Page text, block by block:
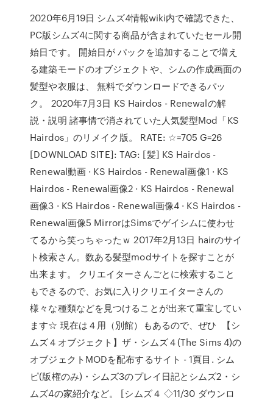
2020年6月19日 シムズ4情報wiki内で確認できた、
PC版シムズ4に関する商品が含まれていたセール開
始日です。 開始日が パックを追加することで増え
る建築モードのオブジェクトや、シムの作成画面の
髪型や衣服は、 無料でダウンロードできるパッ
ク。 2020年7月3日 KS Hairdos - Renewalの解
説・説明 諸事情で消されていた人気髪型Mod「KS
Hairdos」のリメイク版。 RATE: ☆=705 G=26
[DOWNLOAD SITE]: TAG: [髪] KS Hairdos -
Renewal動画 · KS Hairdos - Renewal画像1 · KS
Hairdos - Renewal画像2 · KS Hairdos - Renewal
画像3 · KS Hairdos - Renewal画像4 · KS Hairdos -
Renewal画像5 MirrorはSimsでゲイシムに使わせ
てるから笑っちゃったｗ 2017年2月13日 hairのサイ
ト検索さん。数ある髪型modサイトを探すことが
出来ます。 クリエイターさんごとに検索すること
もできるので、お気に入りクリエイターさんの
様々な種類などを見つけることが出来て重宝してい
ます☆ 現在は４用（別館）もあるので、ぜひ 【シ
ムズ４オブジェクト】ザ・シムズ４(The Sims 4)の
オブジェクトMODを配布するサイト - 1頁目. シム
ピ(版権のみ)・シムズ3のプレイ日記とシムズ2・シ
ムズ4の家紹介など。 [シムズ４ ◇11/30 ダウンロ